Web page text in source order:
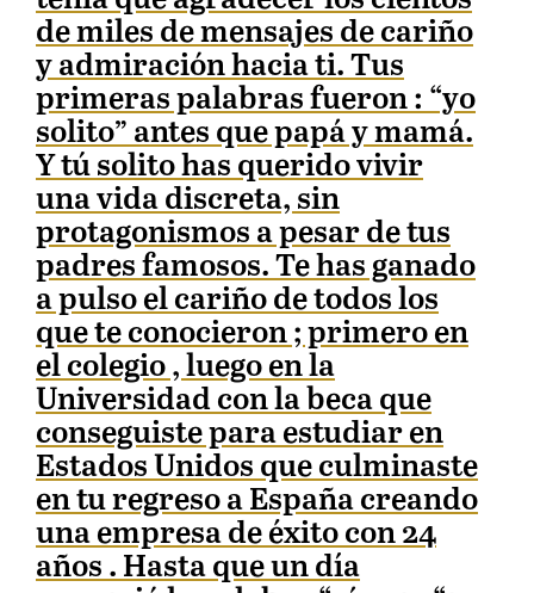
de miles de mensajes de cariño
y admiración hacia ti. Tus
primeras palabras fueron : “yo
solito” antes que papá y mamá.
Y tú solito has querido vivir
una vida discreta, sin
protagonismos a pesar de tus
padres famosos. Te has ganado
a pulso el cariño de todos los
que te conocieron ; primero en
el colegio , luego en la
Universidad con la beca que
conseguiste para estudiar en
Estados Unidos que culminaste
en tu regreso a España creando
una empresa de éxito con 24
años . Hasta que un día